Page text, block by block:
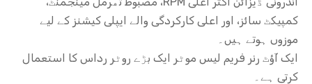
کمپیکٹ سائز، اور اعلی کارکردگی والے ایپلی کیشنز کے لیے
موزوں ہوتے ہیں۔
ایک آؤٹ رنر فریم لیس موٹر ایک بڑے روٹر رداس کا استعمال
کرتی ہے۔